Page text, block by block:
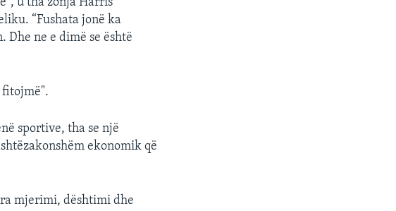
“Fushata jonë ka
ne e dimë se është
fitojmë".
sportive, tha se një
ekonomik që
mjerimi, dështimi dhe